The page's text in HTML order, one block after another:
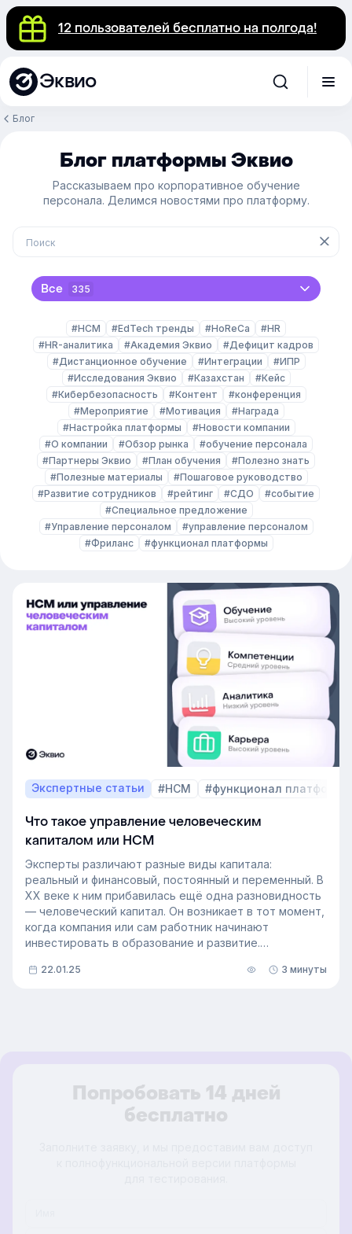
12 пользователей бесплатно на полгода!
Эквио
Блог
Блог платформы Эквио
Рассказываем про корпоративное обучение
персонала. Делимся новостями про платформу.
Все 335
#HCM #EdTech тренды #HoReCa
#HR
#HR-аналитика
#Академия Эквио
#Дефицит кадров
#Дистанционное обучение
#Интеграции
#ИПР
#Исследования Эквио
#Казахстан
#Кейс
#Кибербезопасность
#Контент
#конференция
#Мероприятие
#Мотивация
#Награда
#Настройка платформы
#Новости компании
#О компании
#Обзор рынка
#обучение персонала
#Партнеры Эквио
#План обучения
#Полезно знать
#Полезные материалы
#Пошаговое руководство
#Развитие сотрудников
#рейтинг #СДО
#событие
#Специальное предложение
#Управление персоналом
#управление персоналом
#Фриланс
#функционал платформы
Экспертные статьи #HCM #функционал платформы
Что такое управление человеческим
капиталом или HCM
Эксперты различают разные виды капитала:
реальный и финансовый, постоянный и переменный. В
XX веке к ним прибавилась ещё одна разновидность
— человеческий капитал. Он возникает в тот момент,
когда компания или сам работник начинают
инвестировать в образование и развитие.
преодолеть дефицит ценных специалистов. В
22.01.25 3 минуты
Попробовать 14 дней
бесплатно